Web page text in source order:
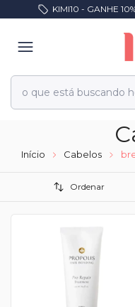
KIMI10 - GANHE
Início Cabelos
Ordenar